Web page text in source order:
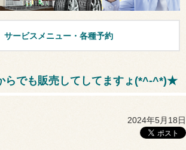
サービスメニュー・各種予約
らでも販売してしてますょ(*^-^*)★
2024年5月18日